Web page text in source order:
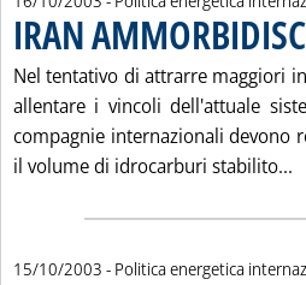
IRAN
Nel tentativo di attrarre maggiori
allentare i vincoli dell'attuale
compagnie internazionali devono
il volume di idrocarburi stabilito...
15/10/2003 - Politica energetica